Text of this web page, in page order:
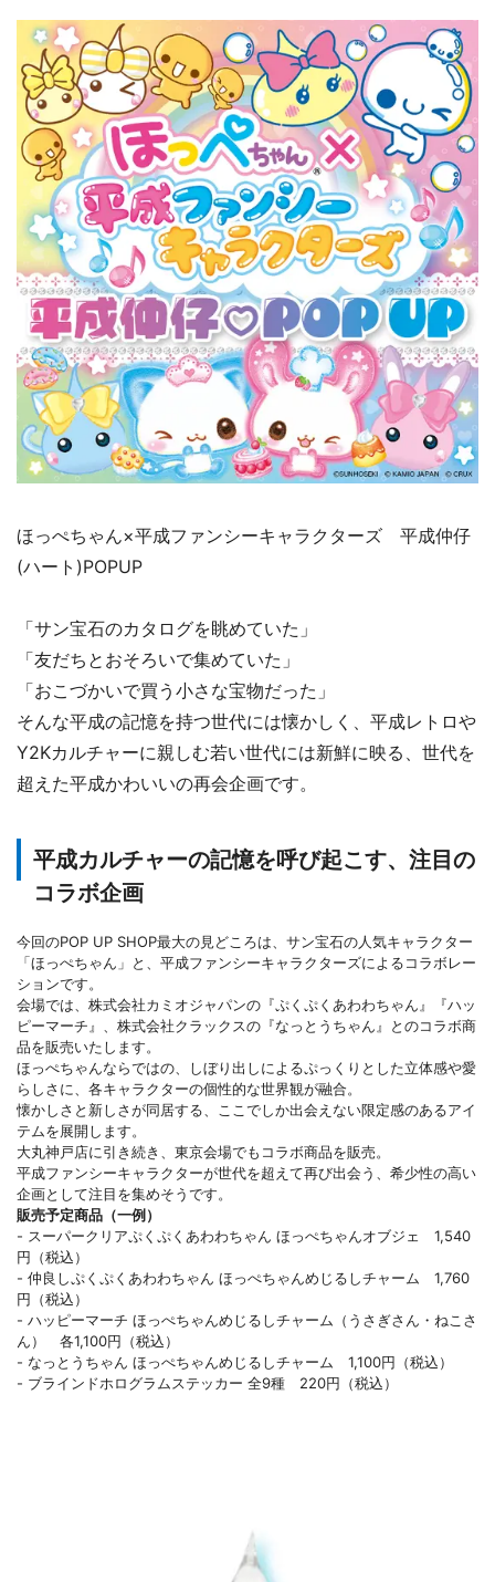
ほっぺちゃん×平成ファンシーキャラクターズ 平成仲仔
(ハート)POPUP
「サン宝石のカタログを眺めていた」
「友だちとおそろいで集めていた」
「おこづかいで買う小さな宝物だった」
そんな平成の記憶を持つ世代には懐かしく、平成レトロや
Y2Kカルチャーに親しむ若い世代には新鮮に映る、世代を
超えた平成かわいいの再会企画です。
平成カルチャーの記憶を呼び起こす、注目の
コラボ企画
今回のPOP UP SHOP最大の見どころは、サン宝石の人気キャラクター
「ほっぺちゃん」と、平成ファンシーキャラクターズによるコラボレー
ションです。
会場では、株式会社カミオジャパンの『ぷくぷくあわわちゃん』『ハッ
ピーマーチ』、株式会社クラックスの『なっとうちゃん』とのコラボ商
品を販売いたします。
ほっぺちゃんならではの、しぼり出しによるぷっくりとした立体感や愛
らしさに、各キャラクターの個性的な世界観が融合。
懐かしさと新しさが同居する、ここでしか出会えない限定感のあるアイ
テムを展開します。
大丸神戸店に引き続き、東京会場でもコラボ商品を販売。
平成ファンシーキャラクターが世代を超えて再び出会う、希少性の高い
企画として注目を集めそうです。
販売予定商品（一例）
- スーパークリアぷくぷくあわわちゃん ほっぺちゃんオブジェ 1,540
円（税込）
- 仲良しぷくぷくあわわちゃん ほっぺちゃんめじるしチャーム 1,760
円（税込）
- ハッピーマーチ ほっぺちゃんめじるしチャーム（うさぎさん・ねこさ
ん） 各1,100円（税込）
- なっとうちゃん ほっぺちゃんめじるしチャーム 1,100円（税込）
- ブラインドホログラムステッカー 全9種 220円（税込）